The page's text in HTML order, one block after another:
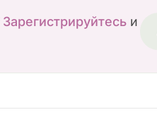
Зарегистрируйтесь и